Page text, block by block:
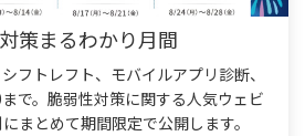
策まるわかり月間
フトレフト、モバイルアプリ診断、
で。脆弱性対策に関する人気ウェビ
まとめて期間限定で公開します。